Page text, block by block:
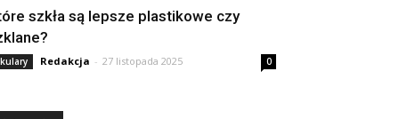
szkła są lepsze plastikowe czy
Redakcja - 27 listopada 2025 0